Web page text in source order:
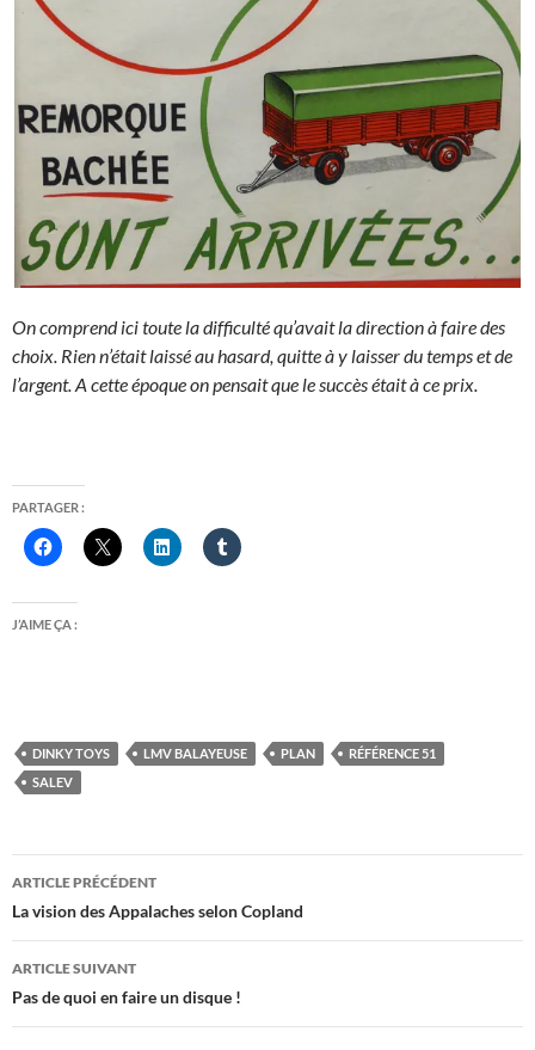
On comprend ici toute la difficulté qu’avait la direction à faire des
choix. Rien n’était laissé au hasard, quitte à y laisser du temps et de
l’argent. A cette époque on pensait que le succès était à ce prix.
PARTAGER :
J’AIME ÇA :
DINKY TOYS LMV BALAYEUSE PLAN
RÉFÉRENCE 51
SALEV
Navigation
des
articles
ARTICLE PRÉCÉDENT
La vision des Appalaches selon Copland
ARTICLE SUIVANT
Pas de quoi en faire un disque !